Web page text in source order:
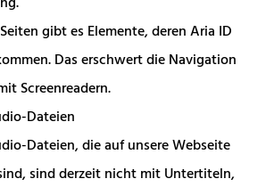
gibt es Elemente, deren Aria ID
Das erschwert die Navigation
Screenreadern.
Dateien
Dateien, die auf unsere Webseite
sind derzeit nicht mit Untertiteln,